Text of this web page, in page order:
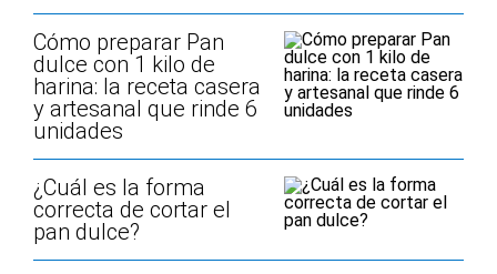
Cómo preparar Pan
dulce con 1 kilo de
harina: la receta casera
y artesanal que rinde 6
unidades
¿Cuál es la forma
correcta de cortar el
pan dulce?